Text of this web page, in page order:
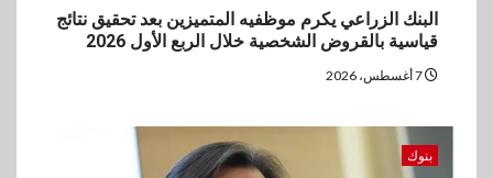
البنك الزراعي يكرم موظفيه المتميزين بعد تحقيق نتائج
قياسية بالقروض الشخصية خلال الربع الأول 2026
بنوك